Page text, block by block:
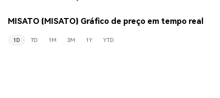
MISATO (MISATO) Gráfico de preço em tempo real
1D 7D 1M 3M 1Y YTD